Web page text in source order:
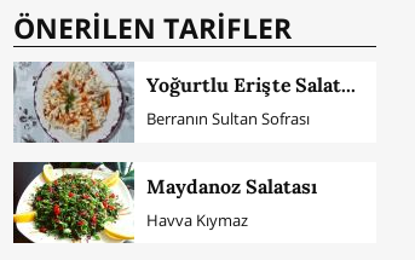
ÖNERİLEN TARİFLER
Yoğurtlu Erişte Salatası
Berranın Sultan Sofrası
Maydanoz Salatası
Havva Kıymaz